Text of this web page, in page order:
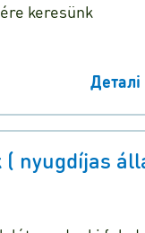
keresünk
Деталі
nyugdíjas